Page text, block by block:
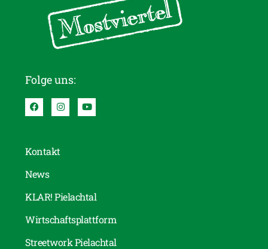
Folge uns:
Kontakt
News
KLAR! Pielachtal
Wirtschaftsplattform
Streetwork Pielachtal